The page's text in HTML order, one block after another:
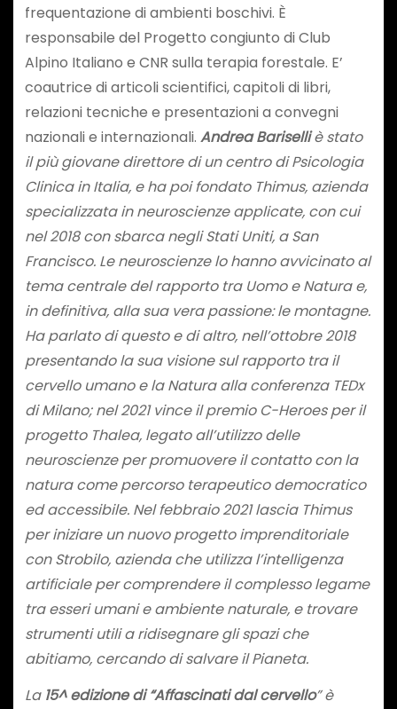
frequentazione di ambienti boschivi. È
responsabile del Progetto congiunto di Club
Alpino Italiano e CNR sulla terapia forestale. E’
coautrice di articoli scientifici, capitoli di libri,
relazioni tecniche e presentazioni a convegni
nazionali e internazionali. Andrea Bariselliè stato
il più giovane direttore di un centro di Psicologia
Clinica in Italia, e ha poi fondato Thimus, azienda
specializzata in neuroscienze applicate, con cui
nel 2018 con sbarca negli Stati Uniti, a San
Francisco. Le neuroscienze lo hanno avvicinato al
tema centrale del rapporto tra Uomo e Natura e,
in definitiva, alla sua vera passione: le montagne.
Ha parlato di questo e di altro, nell’ottobre 2018
presentando la sua visione sul rapporto tra il
cervello umano e la Natura alla conferenza TEDx
di Milano; nel 2021 vince il premio C-Heroes per il
progetto Thalea, legato all’utilizzo delle
neuroscienze per promuovere il contatto con la
natura come percorso terapeutico democratico
ed accessibile. Nel febbraio 2021 lascia Thimus
per iniziare un nuovo progetto imprenditoriale
conStrobilo, azienda che utilizza l’intelligenza
artificiale per comprendere il complesso legame
tra esseri umani e ambiente naturale, e trovare
strumenti utili a ridisegnare gli spazi che
abitiamo, cercando di salvare il Pianeta.
La 15^ edizione di “Affascinati dal cervello” è